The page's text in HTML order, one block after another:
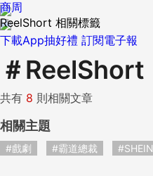
下載App抽好禮 訂閱電子報
商周
ReelShort 相關標籤
＃ ReelShort
共有 8 則相關文章
相關主題
#戲劇 #霸道總裁 #SHEIN